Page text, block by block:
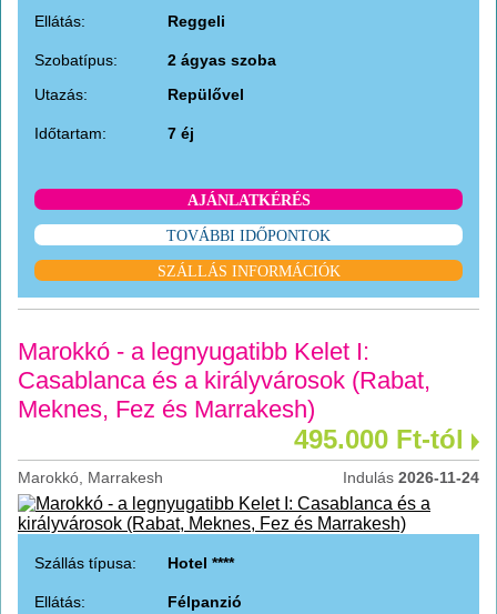
Ellátás: Reggeli
Szobatípus:
2 ágyas szoba
Utazás:
Repülővel
Időtartam: 7 éj
AJÁNLATKÉRÉS
TOVÁBBI IDŐPONTOK
SZÁLLÁS INFORMÁCIÓK
Marokkó - a legnyugatibb Kelet I:
Casablanca és a királyvárosok (Rabat,
Meknes, Fez és Marrakesh)
495.000 Ft-tól
Marokkó, Marrakesh Indulás 2026-11-24
Szállás típusa: Hotel ****
Ellátás: Félpanzió